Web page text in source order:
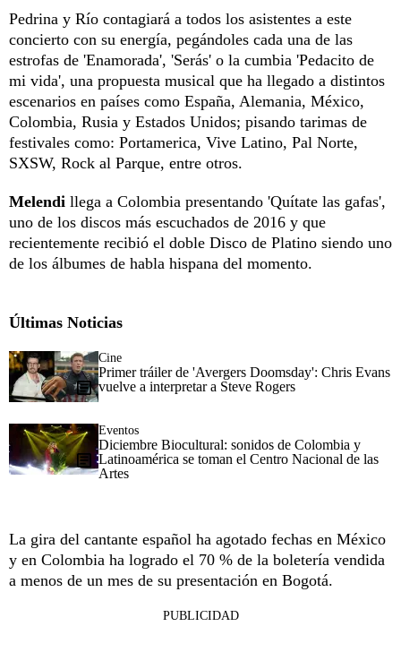
Pedrina y Río contagiará a todos los asistentes a este
concierto con su energía, pegándoles cada una de las
estrofas de 'Enamorada', 'Serás' o la cumbia 'Pedacito de
mi vida', una propuesta musical que ha llegado a distintos
escenarios en países como España, Alemania, México,
Colombia, Rusia y Estados Unidos; pisando tarimas de
festivales como: Portamerica, Vive Latino, Pal Norte,
SXSW, Rock al Parque, entre otros.
Melendi llega a Colombia presentando 'Quítate las gafas',
uno de los discos más escuchados de 2016 y que
recientemente recibió el doble Disco de Platino siendo uno
de los álbumes de habla hispana del momento.
Últimas Noticias
Cine
Primer tráiler de 'Avergers Doomsday': Chris Evans
vuelve a interpretar a Steve Rogers
Eventos
Diciembre Biocultural: sonidos de Colombia y
Latinoamérica se toman el Centro Nacional de las
Artes
La gira del cantante español ha agotado fechas en México
y en Colombia ha logrado el 70 % de la boletería vendida
a menos de un mes de su presentación en Bogotá.
PUBLICIDAD